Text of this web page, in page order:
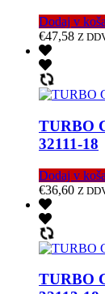
Dodaj v
€47,58 Z
TURBO
32111-18
Dodaj v
€36,60 Z
TURBO